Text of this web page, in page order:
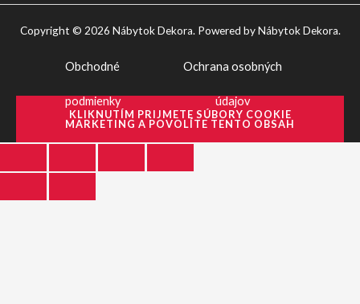
KLIKNUTÍM PRIJMETE SÚBORY COOKIE
MARKETING A POVOLÍTE TENTO OBSAH
Copyright © 2026 Nábytok Dekora. Powered by Nábytok Dekora.
Obchodné
podmienky
Ochrana osobných
údajov